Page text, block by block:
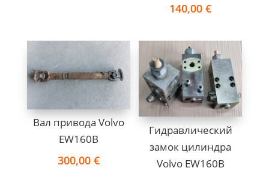
140,00€
Вал привода Volvo
EW160B
300,00 €
Гидравлический
замок цилиндра
Volvo EW160B